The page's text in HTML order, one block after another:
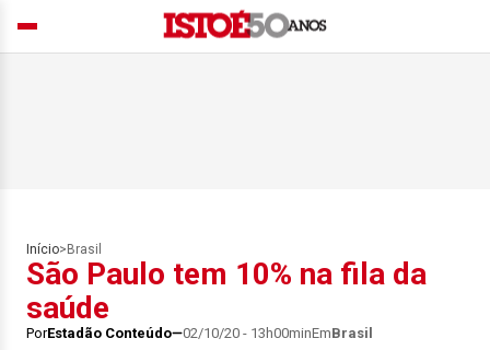
Início> Brasil
São Paulo tem 10% na fila da
saúde
PorEstadão Conteúdo 02/10/20 - 13h00minEmBrasil